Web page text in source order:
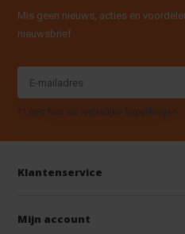
Mis geen nieuws, acties en
nieuwsbrief
* Lees hier de wettelijke beperkingen
Klantenservice
Mijn account